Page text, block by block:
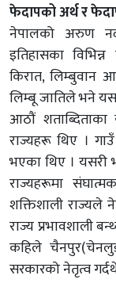
फेदापको अर्थ र
नेपालको अरुण
इतिहासका
किरात, लिम्बुवान
लिम्बू जातिले भने यस
आठौं
राज्यहरू थिए ।
भएका थिए । यसरी
राज्यहरूमा
शक्तिशाली राज्यले
राज्य प्रभावशाली
कहिले
सरकारको नेतृत्व